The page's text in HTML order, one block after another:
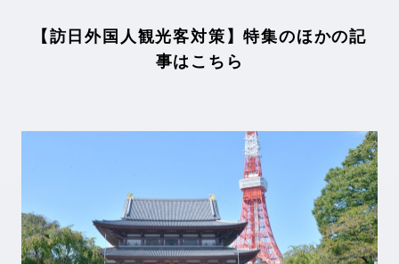
【訪日外国人観光客対策】特集のほかの記
事はこちら